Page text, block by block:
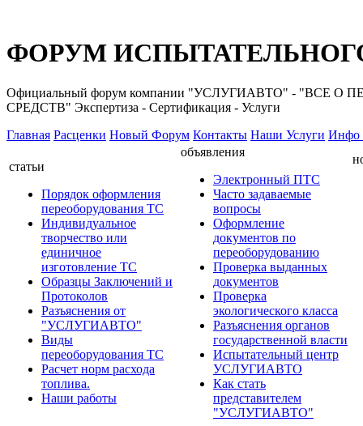
ФОРУМ
Официальный форум компании "УСЛУГИАВТО" -
СРЕДСТВ" Экспертиза - Сертификация - Услуги
Главная Расценки Новый Форум Контакты Наши Услуги Инфо
статьи
Порядок оформления
переоборудования ТС
Индивидуальное
творчество или
единичное
изготовление ТС
Образцы Заключений и
Протоколов
Разъяснения от
"УСЛУГИАВТО"
Виды
переоборудования ТС
Расчет норм расхода
топлива.
Наши работы
объявления
Электронный ПТС
Часто задаваемые
вопросы
Оформление
документов по
переоборудованию
Проверка выданных
документов
Проверка
экологического класса
Разъяснения органов
государственной власти
Испытательный центр
УСЛУГИАВТО
Как стать
представителем
"УСЛУГИАВТО"